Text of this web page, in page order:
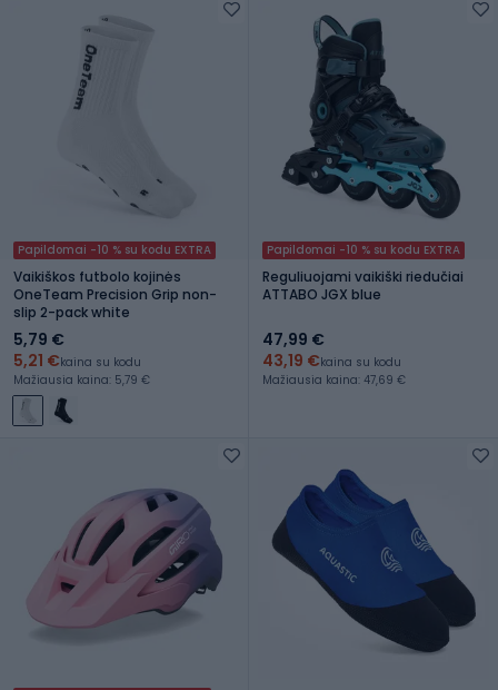
Papildomai -10 % su kodu EXTRA
Vaikiškos futbolo kojinės
OneTeam Precision Grip non-
slip 2-pack white
5,79 €
5,21 €kaina su kodu
Mažiausia kaina: 5,79 €
Papildomai -10 % su kodu EXTRA
Reguliuojami vaikiški riedučiai
ATTABO JGX blue
47,99 €
43,19 €kaina su kodu
Mažiausia kaina: 47,69 €